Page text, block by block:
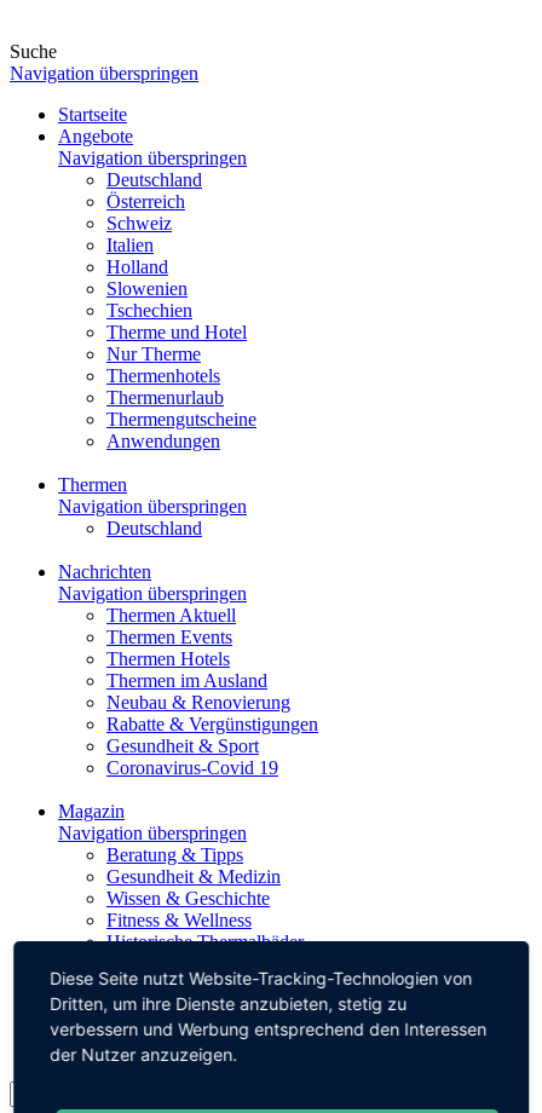
Suche
Navigation überspringen
Startseite
Angebote
Navigation überspringen
Deutschland
Österreich
Schweiz
Italien
Holland
Slowenien
Tschechien
Therme und Hotel
Nur Therme
Thermenhotels
Thermenurlaub
Thermengutscheine
Anwendungen
Thermen
Navigation überspringen
Deutschland
Nachrichten
Navigation überspringen
Thermen Aktuell
Thermen Events
Thermen Hotels
Thermen im Ausland
Neubau & Renovierung
Rabatte & Vergünstigungen
Gesundheit & Sport
Coronavirus-Covid 19
Magazin
Navigation überspringen
Beratung & Tipps
Gesundheit & Medizin
Wissen & Geschichte
Fitness & Wellness
Historische Thermalbäder
Impressum
Datenschutz
Diese Seite nutzt Website-Tracking-Technologien von
Dritten, um ihre Dienste anzubieten, stetig zu
verbessern und Werbung entsprechend den Interessen
der Nutzer anzuzeigen.